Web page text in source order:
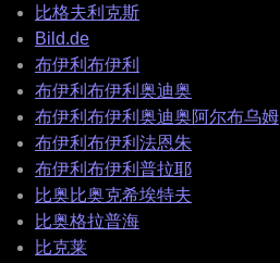
比格夫利克斯
Bild.de
布伊利布伊利
布伊利布伊利奥迪奥
布伊利布伊利奥迪奥阿尔布乌姆
布伊利布伊利法恩朱
布伊利布伊利普拉耶
比奥比奥克希埃特夫
比奥格拉普海
比克莱